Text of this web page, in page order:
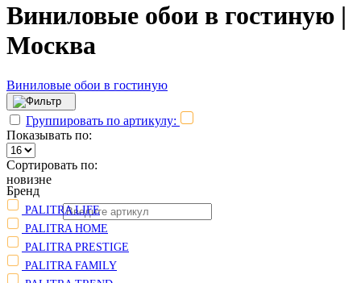
Виниловые обои в гостиную |
Москва
Виниловые обои в гостиную
Группировать по артикулу:
Показывать по:
Сортировать по:
новизне
Бренд
PALITRA LIFE
PALITRA HOME
PALITRA PRESTIGE
PALITRA FAMILY